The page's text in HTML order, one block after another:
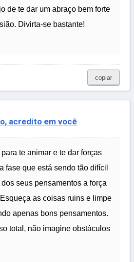
de te dar um abraço bem forte
Divirta-se bastante!
copiar
acredito em você
te animar e te dar forças
fase que está sendo tão difícil
seus pensamentos a força
as coisas ruins e limpe
apenas bons pensamentos.
total, não imagine obstáculos